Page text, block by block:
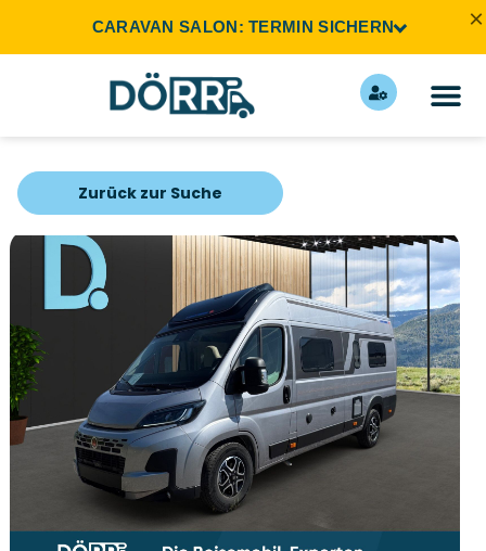
Zurück zur Suche
CARAVAN SALON: TERMIN SICHERN ×